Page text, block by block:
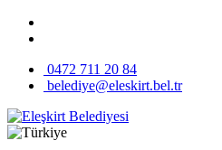
0472 711 20 84
belediye@eleskirt.bel.tr